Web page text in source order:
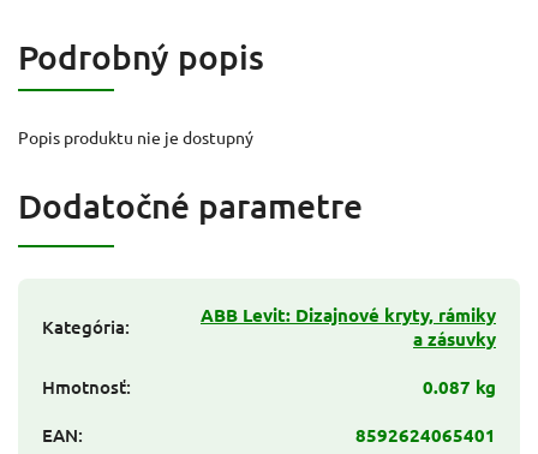
Podrobný popis
Popis produktu nie je dostupný
Dodatočné parametre
Kategória:
ABB Levit: Dizajnové kryty, rámiky
a zásuvky
Hmotnosť:
0.087 kg
EAN:
8592624065401